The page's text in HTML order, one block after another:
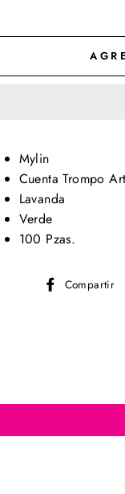
Mylin
Cuenta Trompo
Lavanda
Verde
100 Pzas.
Compartir